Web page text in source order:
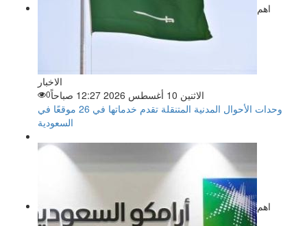
اهم
الاخبار
الاثنين 10 أغسطس 2026 12:27 صباحاً
0
وحدات الأحوال المدنية المتنقلة تقدم خدماتها في 26 موقعًا في
السعودية
اهم